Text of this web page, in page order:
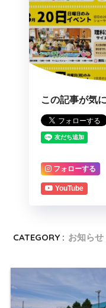
この記事が気
フォローする
YouTube
CATEGORY : お知らせ